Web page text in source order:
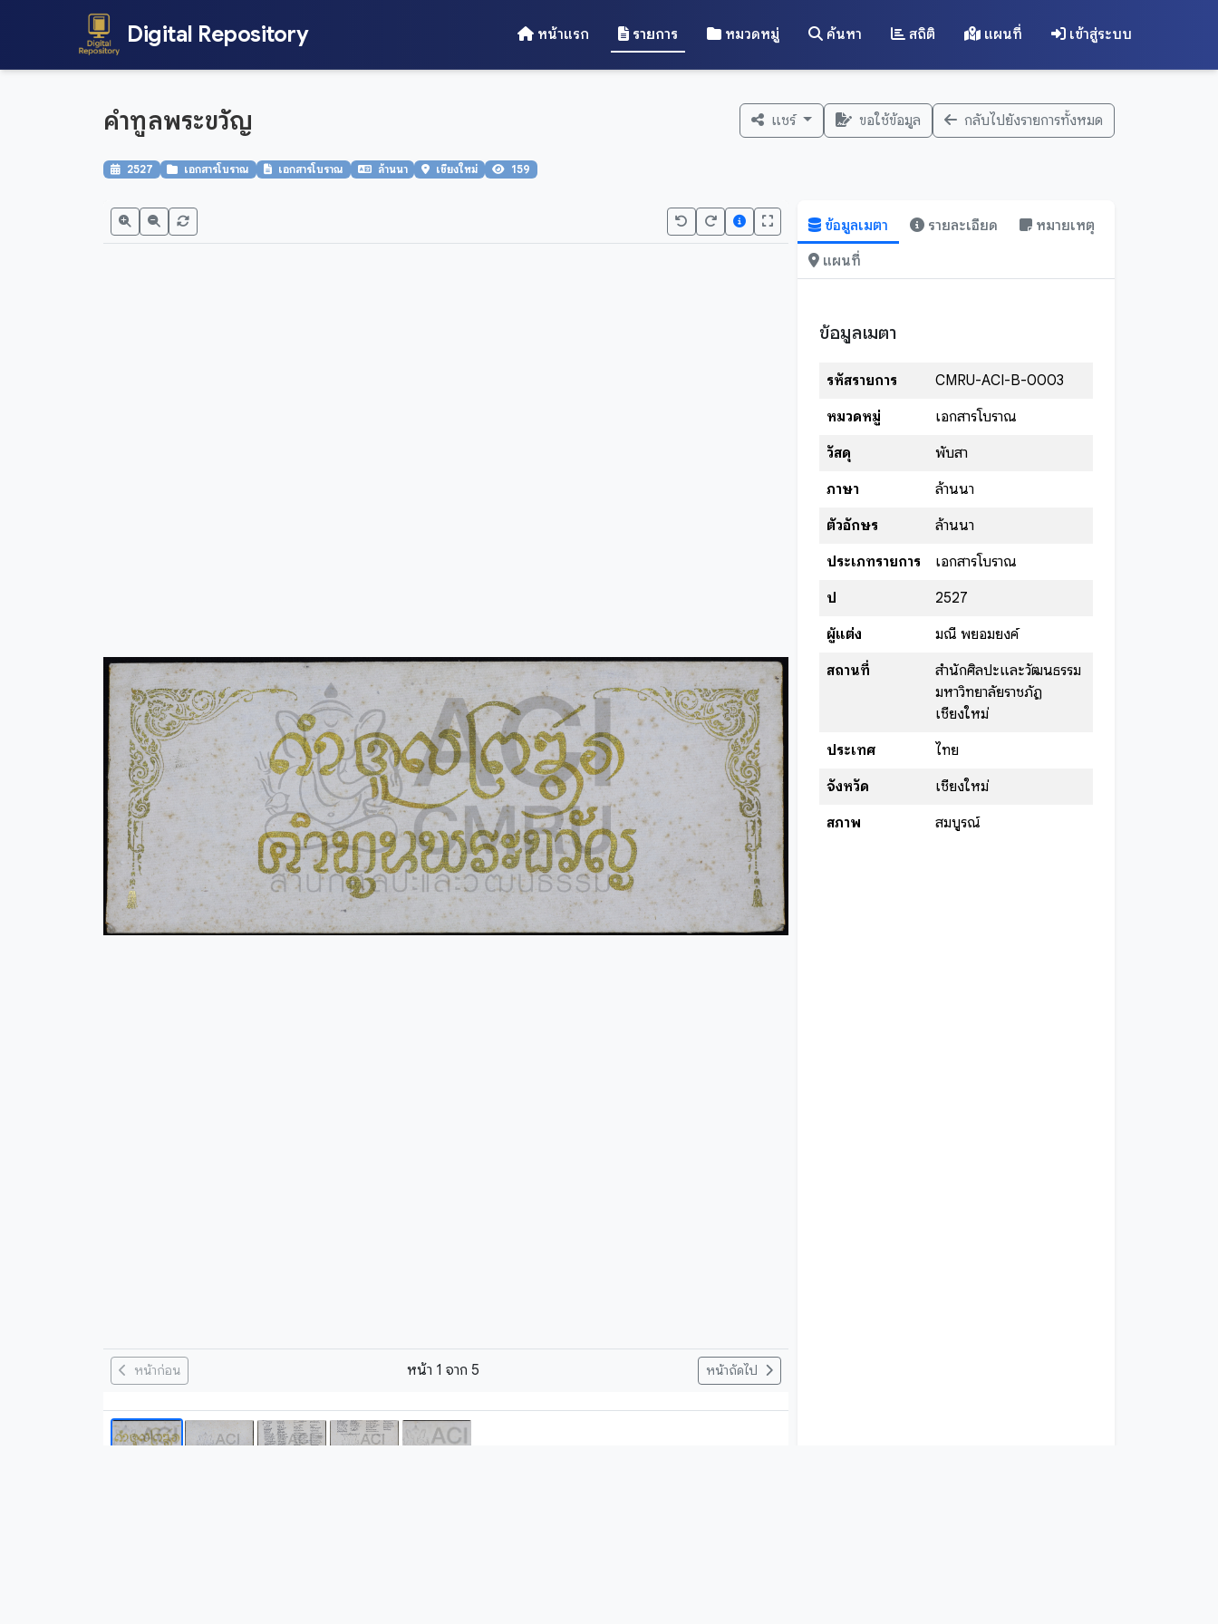
Digital Repository หน้าแรก รายการ หมวดหมู่ ค้นหา สถิติ แผนที่ เข้าสู่ระบบ
คำทูลพระขวัญ แชร์ ขอใช้ข้อมูล กลับไปยังรายการทั้งหมด
2527 เอกสารโบราณ เอกสารโบราณ ล้านนา เชียงใหม่ 159
หน้าก่อน หน้า 1 จาก 5 หน้าถัดไป
ข้อมูลเมตา รายละเอียด
หมายเหตุ
แผนที่
ข้อมูลเมตา
รหัสรายการ
CMRU-ACI-B-0003
หมวดหมู่
เอกสารโบราณ
วัสดุ
พับสา
ภาษา
ล้านนา
ตัวอักษร
ล้านนา
ประเภทรายการ
เอกสารโบราณ
ปี
2527
ผู้แต่ง
มณี พยอมยงค์
สถานที่
สำนักศิลปะและวัฒนธรรม
มหาวิทยาลัยราชภัฏ
เชียงใหม่
ประเทศ
ไทย
จังหวัด
เชียงใหม่
สภาพ
สมบูรณ์